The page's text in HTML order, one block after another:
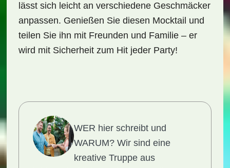
lässt sich leicht an verschiedene Geschmäcker
anpassen. Genießen Sie diesen Mocktail und
teilen Sie ihn mit Freunden und Familie – er
wird mit Sicherheit zum Hit jeder Party!
WER hier schreibt und
WARUM?Wir sind eine
kreative Truppe aus